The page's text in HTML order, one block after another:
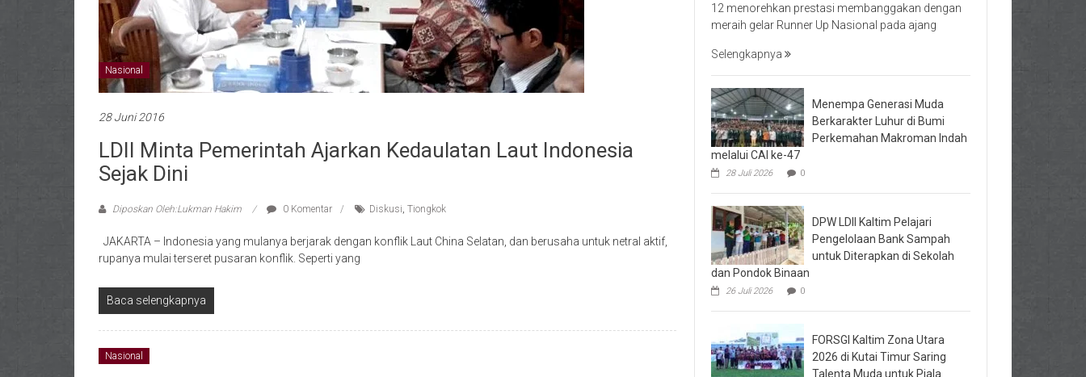
Nasional
28 Juni 2016
LDII Minta Pemerintah Ajarkan Kedaulatan Laut Indonesia
Sejak Dini
Diposkan Oleh:Lukman Hakim 0 Komentar Diskusi Tiongkok
JAKARTA – Indonesia yang mulanya berjarak dengan konflik Laut China Selatan, dan berusaha untuk netral aktif,
rupanya mulai terseret pusaran konflik. Seperti yang
Baca selengkapnya
Nasional
12 menorehkan prestasi membanggakan dengan
meraih gelar Runner Up Nasional pada ajang
Selengkapnya
Menempa Generasi Muda
Berkarakter Luhur di Bumi
Perkemahan Makroman Indah
melalui CAI ke-47
28 Juli 2026 0
DPW LDII Kaltim Pelajari
Pengelolaan Bank Sampah
untuk Diterapkan di Sekolah
dan Pondok Binaan
26 Juli 2026 0
FORSGI Kaltim Zona Utara
2026 di Kutai Timur Saring
Talenta Muda untuk Piala